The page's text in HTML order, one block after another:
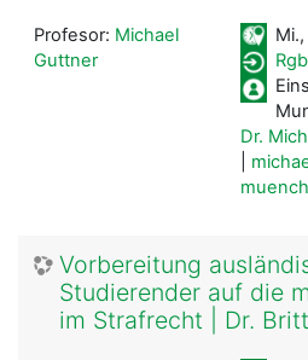
Dr.
Profesor: Michael
Guttner
Vorbereitung
Studierender auf die
im Strafrecht | Dr.